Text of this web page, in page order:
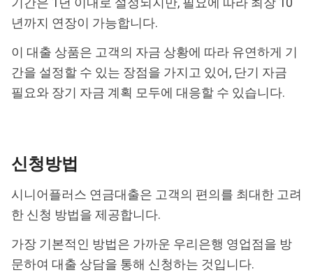
년까지 연장이 가능합니다.
이 대출 상품은 고객의 자금 상황에 따라 유연하게 기
간을 설정할 수 있는 장점을 가지고 있어, 단기 자금
필요와 장기 자금 계획 모두에 대응할 수 있습니다.
신청방법
시니어플러스 연금대출은 고객의 편의를 최대한 고려
한 신청 방법을 제공합니다.
가장 기본적인 방법은 가까운 우리은행 영업점을 방
문하여 대출 상담을 통해 신청하는 것입니다.